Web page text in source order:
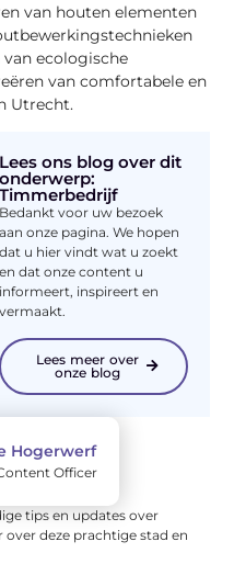
van houten elementen
ecologische
van comfortabele en
Utrecht.
Lees ons blog over dit
onderwerp:
Timmerbedrijf
Bedankt voor uw bezoek
aan onze pagina. We hopen
dat u hier vindt wat u zoekt
en dat onze content u
informeert, inspireert en
vermaakt.
Lees meer over
onze blog
Hogerwerf
Officer
tips en updates over
deze prachtige stad en